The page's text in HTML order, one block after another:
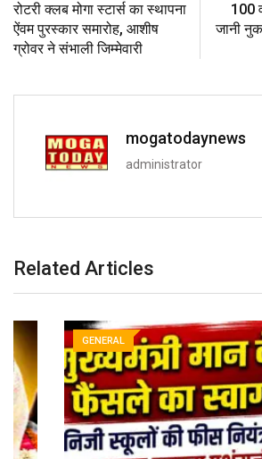
रोटरी क्लब मोगा स्टार्स का स्थापना
ऐंवम पुरस्कार समारोह, आशीष
ग्रोवर ने संभाली जिम्मेवारी
100
जानी
mogatodaynews
administrator
Related Articles